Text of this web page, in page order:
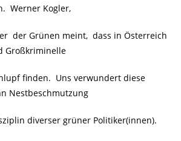
Werner Kogler,
der Grünen meint, dass in Österreich
Großkriminelle
finden. Uns verwundert diese
Nestbeschmutzung
diverser grüner Politiker(innen).